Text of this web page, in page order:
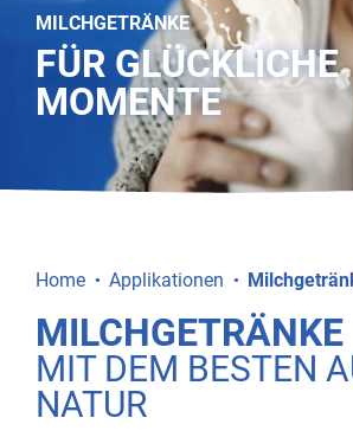
MILCHGETRÄNKE
FÜR GLÜCKLICHE
MOMENTE
Home Applikationen
MILCHGETRÄNKE
MIT DEM BESTEN
NATUR